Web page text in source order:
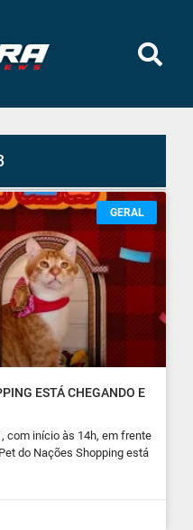
GERAL
ESTÁ CHEGANDO E
com início às 14h, em frente
do Nações Shopping está